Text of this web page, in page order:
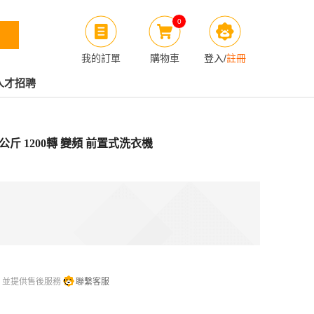
我的訂單
0
購物車 登入/註冊
才招聘
斤 1200轉 變頻 前置式洗衣機
提供售後服務 聯繫客服